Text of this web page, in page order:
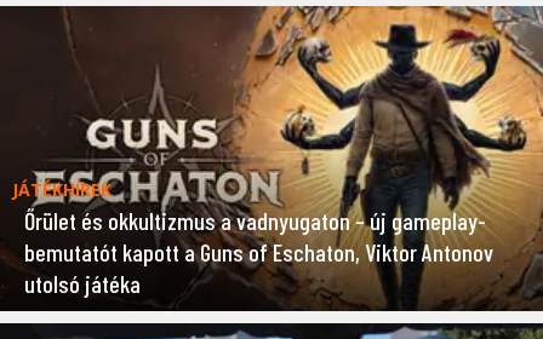
JÁTÉKHÍREK
Őrület és okkultizmus a vadnyugaton – új gameplay-
bemutatót kapott a Guns of Eschaton, Viktor Antonov
utolsó játéka